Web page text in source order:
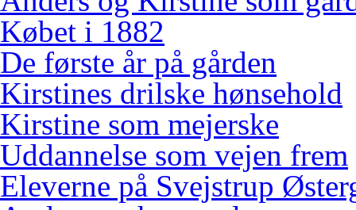
Købet i 1882
De første år på gården
Kirstines drilske hønsehold
Kirstine som mejerske
Uddannelse som vejen frem
Eleverne på Svejstrup